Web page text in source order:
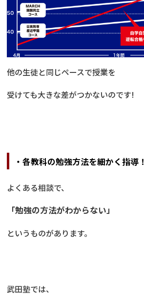
他の生徒と同じペースで授業を
受けても大きな差がつかないのです!
・各教科の勉強方法を細かく指導！
よくある相談で、
「勉強の方法がわからない」
というものがあります。
武田塾では、